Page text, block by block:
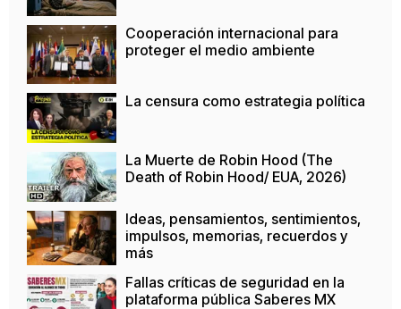
Cooperación internacional para
proteger el medio ambiente
La censura como estrategia política
La Muerte de Robin Hood (The
Death of Robin Hood/ EUA, 2026)
Ideas, pensamientos, sentimientos,
impulsos, memorias, recuerdos y
más
Fallas críticas de seguridad en la
plataforma pública Saberes MX